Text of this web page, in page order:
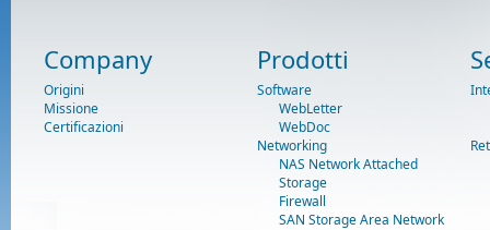
Company
Origini
Missione
Certificazioni
Prodotti
Software
WebLetter
WebDoc
Networking
NAS Network Attached
Storage
Firewall
SAN Storage Area Network